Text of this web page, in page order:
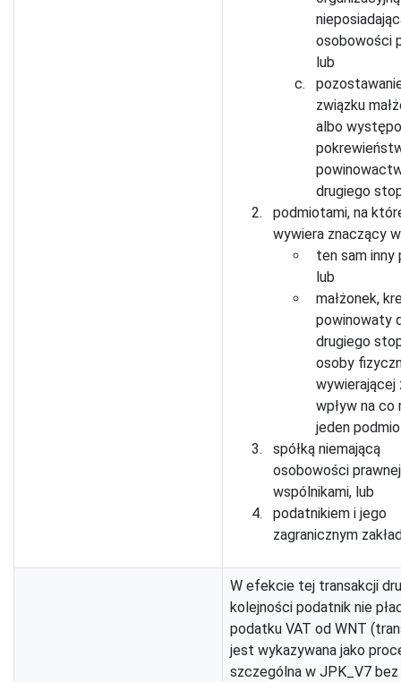
osobowości
lub
związku
albo
drugiego
podmiotami, na
wywiera znaczący
ten sam inny
lub
małżonek,
powinowaty
drugiego
osoby
wywierającej
wpływ na co
jeden
spółką niemającą
osobowości
wspólnikami, lub
podatnikiem i jego
zagranicznym
W efekcie tej transakcji
kolejności podatnik nie
podatku VAT od WNT
jest wykazywana jako
szczególna w JPK_V7 bez